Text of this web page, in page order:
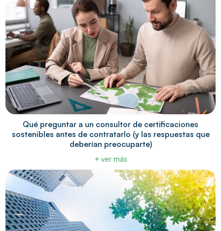
Qué preguntar a un consultor de certificaciones
sostenibles antes de contratarlo (y las respuestas que
deberían preocuparte)
+ ver más